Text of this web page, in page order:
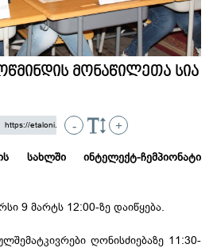
მონაწილეთა სია
- +
სახლში ინტელექტ-ჩემპიონატი
9 მარტს 12:00-ზე დაიწყება.
ღონისძიებაზე 11:30-